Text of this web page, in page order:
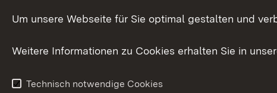
Organisation und Aufgaben Städtebau
Um unsere Webseite für Sie optimal gestalten und
Weitere Informationen zu Cookies erhalten Sie in
Technisch notwendige Cookies